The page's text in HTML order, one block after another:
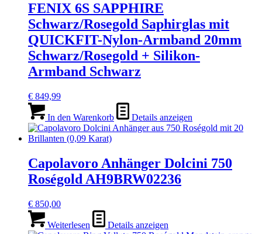
FENIX 6S SAPPHIRE
Schwarz/Rosegold Saphirglas mit
QUICKFIT-Nylon-Armband 20mm
Schwarz/Rosegold + Silikon-
Armband Schwarz
€ 849,99
In den Warenkorb Details anzeigen
Capolavoro Anhänger Dolcini 750
Roségold AH9BRW02236
€ 850,00
Weiterlesen Details anzeigen